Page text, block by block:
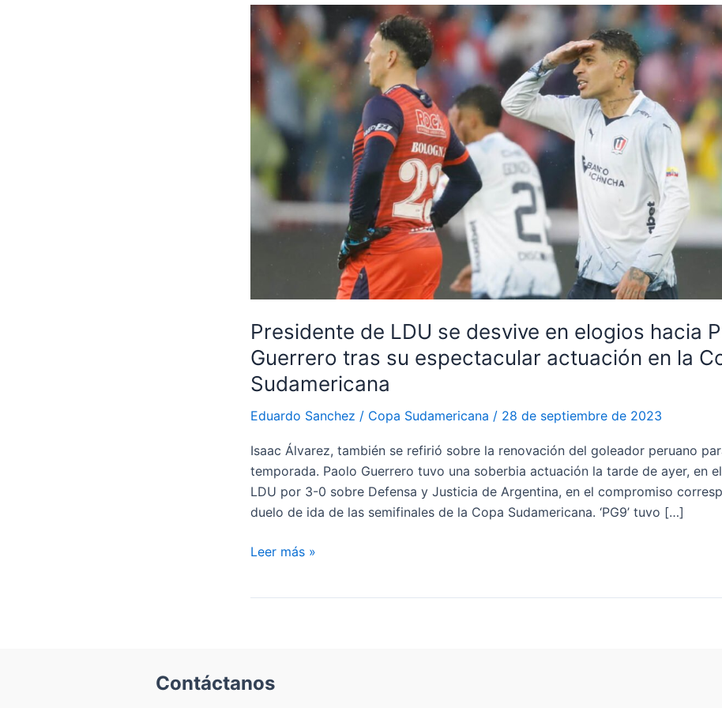
Presidente de LDU se desvive en elogios hacia
Guerrero tras su espectacular actuación en la
Sudamericana
Eduardo Sanchez / Copa Sudamericana / 28 de septiembre de 2023
Isaac Álvarez, también se refirió sobre la renovación del goleador peruano
temporada. Paolo Guerrero tuvo una soberbia actuación la tarde de ayer, en
LDU por 3-0 sobre Defensa y Justicia de Argentina, en el compromiso
duelo de ida de las semifinales de la Copa Sudamericana. ‘PG9’ tuvo […]
Presidente
hacia
Leer más »
Contáctanos